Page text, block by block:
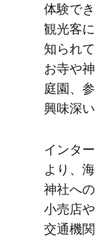
体験で
観光客
知られ
お寺や​
庭園、​
興味深
インタ
より、​
神社へ
小売店
交通機